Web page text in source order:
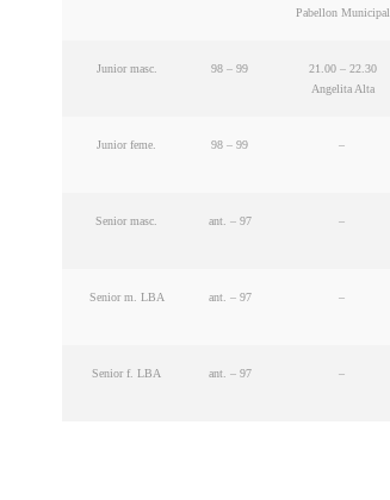
Pabellon Municipal
Junior masc. 98 – 99
21.00 – 22.30
Angelita Alta
Junior feme. 98 – 99 –
Senior masc. ant. – 97 –
Senior m. LBA ant. – 97 –
Senior f. LBA ant. – 97 –